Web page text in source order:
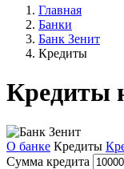
Главная
Банки
Банк Зенит
Кредиты
Кредиты
О банке Кредиты
Сумма кредита